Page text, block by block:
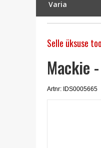
Varia
»Heli
Selle üksuse
Mackie
Artnr: IDS0005665